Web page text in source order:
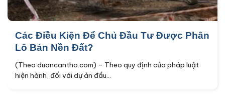
Các Điều Kiện Để Chủ Đầu Tư Được Phân
Lô Bán Nền Đất?
(Theo duancantho.com) – Theo quy định của pháp luật
hiện hành, đối với dự án đầu...